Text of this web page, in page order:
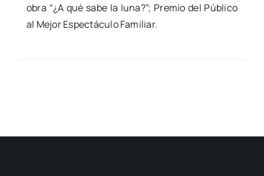
obra “¿A qué sabe la luna?”; Pre­mio del Públi­co
al Mejor Espec­tácu­lo Fami­liar.